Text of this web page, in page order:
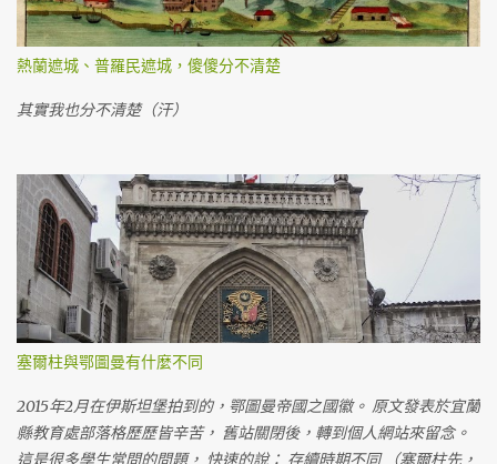
熱蘭遮城、普羅民遮城，傻傻分不清楚
其實我也分不清楚（汗）
塞爾柱與鄂圖曼有什麼不同
2015年2月在伊斯坦堡拍到的，鄂圖曼帝國之國徽。 原文發表於宜蘭
縣教育處部落格歷歷皆辛苦， 舊站關閉後，轉到個人網站來留念。